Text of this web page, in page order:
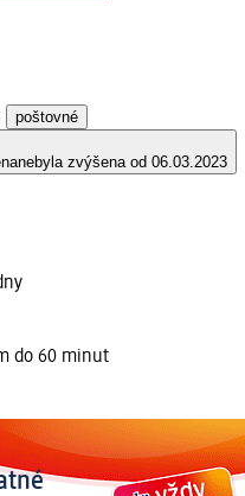
poštovné
nebyla zvýšena od 06.03.2023
do 60 minut